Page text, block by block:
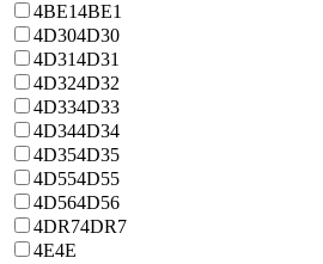
4BE14BE1
4D304D30
4D314D31
4D324D32
4D334D33
4D344D34
4D354D35
4D554D55
4D564D56
4DR74DR7
4E4E